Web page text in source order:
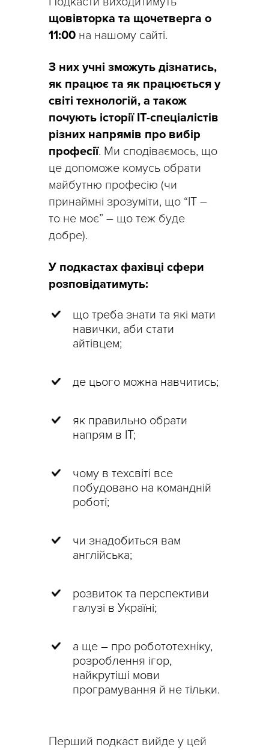
щовівторка та щочетверга о
11:00 на нашому сайті.
З них учні зможуть дізнатись,
як працює та як працюється у
світі технологій, а також
почують історії IT-спеціалістів
різних напрямів про вибір
професії. Ми сподіваємось, що
це допоможе комусь обрати
майбутню професію (чи
принаймні зрозуміти, що “IT –
то не моє” – що теж буде
добре).
У подкастах фахівці сфери
розповідатимуть:
що треба знати та які мати
навички, аби стати
айтівцем;
де цього можна навчитись;
як правильно обрати
напрям в IT;
чому в техсвіті все
побудовано на командній
роботі;
чи знадобиться вам
англійська;
розвиток та перспективи
галузі в Україні;
а ще – про робототехніку,
розроблення ігор,
найкрутіші мови
програмування й не тільки.
Перший подкаст вийде у цей